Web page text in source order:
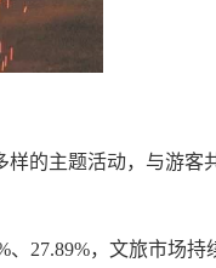
样的主题活动，与游客
、27.89%，文旅市场持